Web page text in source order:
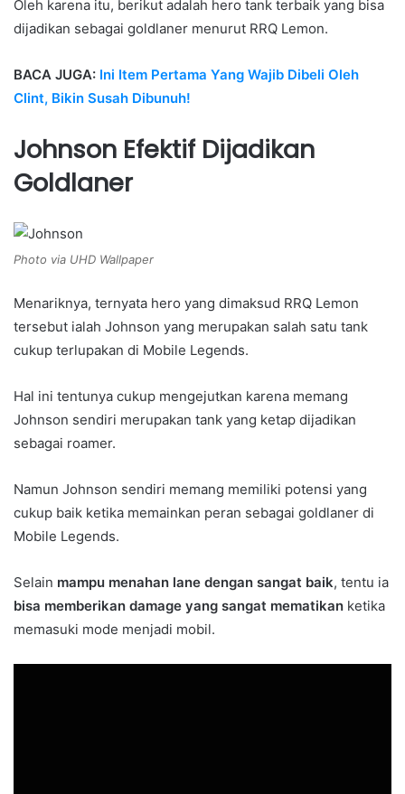
Oleh karena itu, berikut adalah hero tank terbaik yang bisa
dijadikan sebagai goldlaner menurut RRQ Lemon.
BACA JUGA: Ini Item Pertama Yang Wajib Dibeli Oleh
Clint, Bikin Susah Dibunuh!
Johnson Efektif Dijadikan
Goldlaner
Photo via UHD Wallpaper
Menariknya, ternyata hero yang dimaksud RRQ Lemon
tersebut ialah Johnson yang merupakan salah satu tank
cukup terlupakan di Mobile Legends.
Hal ini tentunya cukup mengejutkan karena memang
Johnson sendiri merupakan tank yang ketap dijadikan
sebagai roamer.
Namun Johnson sendiri memang memiliki potensi yang
cukup baik ketika memainkan peran sebagai goldlaner di
Mobile Legends.
Selain mampu menahan lane dengan sangat baik, tentu ia
bisa memberikan damage yang sangat mematikan ketika
memasuki mode menjadi mobil.